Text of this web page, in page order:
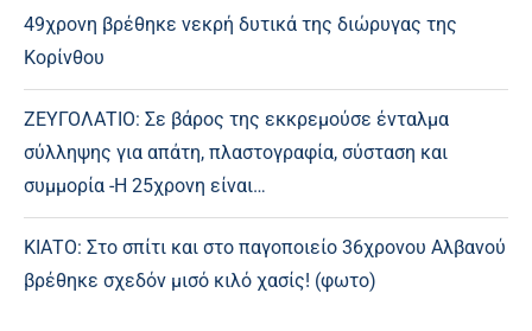
49χρονη βρέθηκε νεκρή δυτικά της διώρυγας της
Κορίνθου
ΖΕΥΓΟΛΑΤΙΟ: Σε βάρος της εκκρεμούσε ένταλμα
σύλληψης για απάτη, πλαστογραφία, σύσταση και
συμμορία -Η 25χρονη είναι…
ΚΙΑΤΟ: Στο σπίτι και στο παγοποιείο 36χρονου Αλβανού
βρέθηκε σχεδόν μισό κιλό χασίς! (φωτο)